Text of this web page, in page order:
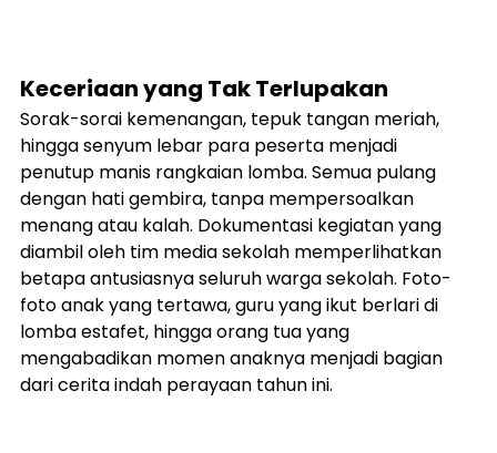
Keceriaan yang Tak Terlupakan
Sorak-sorai kemenangan, tepuk tangan meriah,
hingga senyum lebar para peserta menjadi
penutup manis rangkaian lomba. Semua pulang
dengan hati gembira, tanpa mempersoalkan
menang atau kalah. Dokumentasi kegiatan yang
diambil oleh tim media sekolah memperlihatkan
betapa antusiasnya seluruh warga sekolah. Foto-
foto anak yang tertawa, guru yang ikut berlari di
lomba estafet, hingga orang tua yang
mengabadikan momen anaknya menjadi bagian
dari cerita indah perayaan tahun ini.